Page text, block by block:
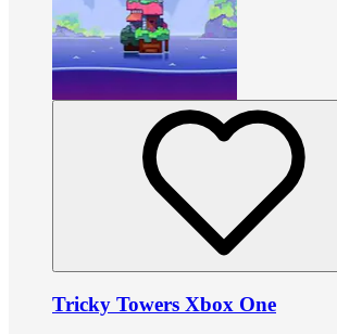
Tricky Towers Xbox One